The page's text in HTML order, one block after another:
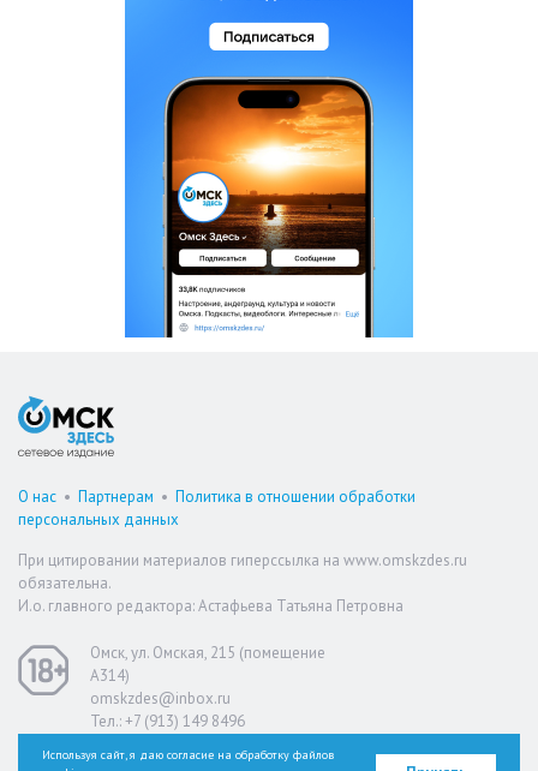
О нас • Партнерам • Политика в отношении обработки
персональных данных
При цитировании материалов гиперссылка на www.omskzdes.ru
обязательна.
И.о. главного редактора: Астафьева Татьяна Петровна
Омск, ул. Омская, 215 (помещение
А314)
omskzdes@inbox.ru
Тел.: +7 (913) 149 8496
Используя сайт, я даю согласие на обработку файлов